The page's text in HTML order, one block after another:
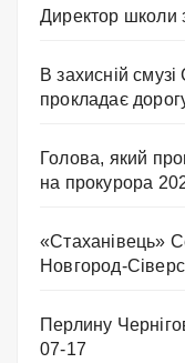
Директор школи
В захисній
прокладає
Голова, який
на прокурора
«Стаханівець»
Новгород-
Перлину
07-17